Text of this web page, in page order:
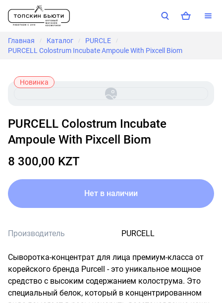
Главная / Каталог / PURCLE /
PURCELL Colostrum Incubate Ampoule With Pixcell Biom
Новинка
PURCELL Colostrum Incubate
Ampoule With Pixcell Biom
8 300,00 KZT
Нет в наличии
Производитель PURCELL
Сыворотка-концентрат для лица премиум-класса от
корейского бренда Purcell - это уникальное мощное
средство с высоким содержанием колострума. Это
специальный белок, который в концентрированном